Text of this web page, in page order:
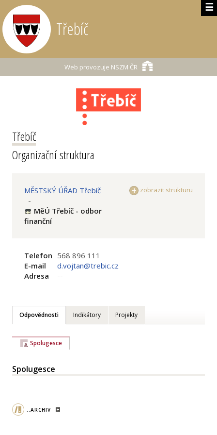
☰
Třebíč
Web provozuje NSZM ČR
Třebíč
Organizační struktura
zobrazit strukturu
MĚSTSKÝ ÚŘAD Třebíč
-
MěÚ Třebíč - odbor
finanční
Telefon 568 896 111
E-mail
d.vojtan@trebic.cz
Adresa
--
Odpovědnosti Indikátory Projekty
Spolugesce
Spolugesce
..ARCHIV